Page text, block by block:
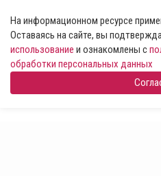
На информационном ресурсе
Оставаясь на сайте, вы
использование и ознакомлены с
обработки персональных данных